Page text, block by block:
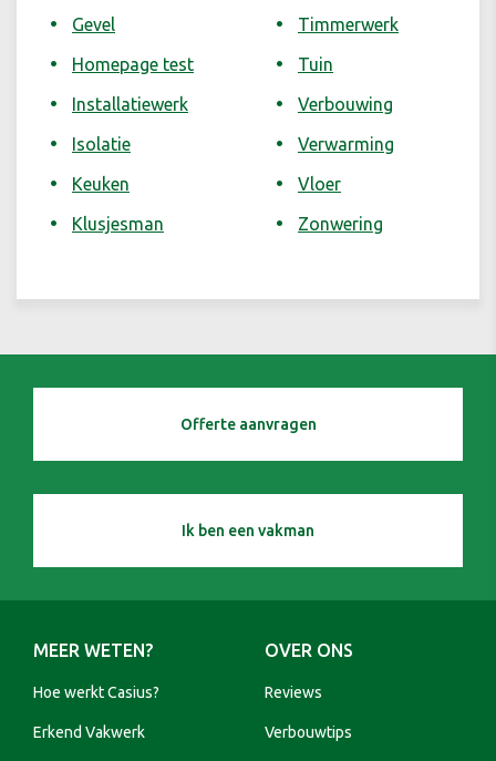
Gevel
Homepage test
Installatiewerk
Isolatie
Keuken
Klusjesman
Timmerwerk
Tuin
Verbouwing
Verwarming
Vloer
Zonwering
Offerte aanvragen
Ik ben een vakman
MEER WETEN?
Hoe werkt Casius?
Erkend Vakwerk
OVER ONS
Reviews
Verbouwtips